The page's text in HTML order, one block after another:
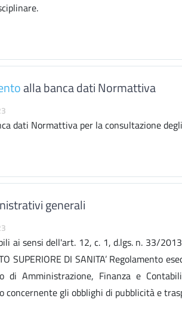
alla banca dati Normattiva
dati Normattiva per la consultazione
generali
ai sensi dell'art. 12, c. 1, d.lgs. n. 33/
SUPERIORE DI SANITA’
di Amministrazione, Finanza e
concernente gli obblighi di pubblicità e